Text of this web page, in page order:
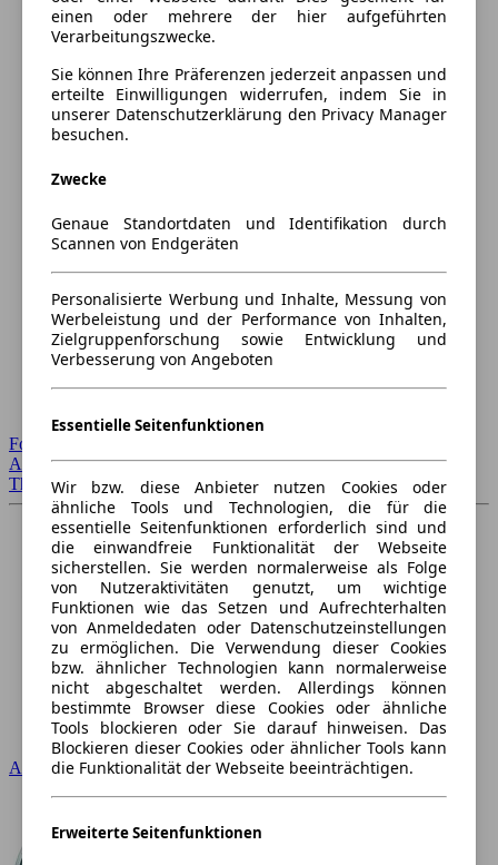
Forum Startseite
Alle Auto-Foren
Themen-Forum
Audi
einen oder mehrere der hier aufgeführten
Verarbeitungszwecke.
Sie können Ihre Präferenzen jederzeit anpassen und
erteilte Einwilligungen widerrufen, indem Sie in
unserer Datenschutzerklärung den Privacy Manager
besuchen.
Zwecke
Genaue Standortdaten und Identifikation durch
Scannen von Endgeräten
Personalisierte Werbung und Inhalte, Messung von
Werbeleistung und der Performance von Inhalten,
Zielgruppenforschung sowie Entwicklung und
Verbesserung von Angeboten
Essentielle Seitenfunktionen
Wir bzw. diese Anbieter nutzen Cookies oder
ähnliche Tools und Technologien, die für die
essentielle Seitenfunktionen erforderlich sind und
die einwandfreie Funktionalität der Webseite
sicherstellen. Sie werden normalerweise als Folge
von Nutzeraktivitäten genutzt, um wichtige
Funktionen wie das Setzen und Aufrechterhalten
von Anmeldedaten oder Datenschutzeinstellungen
zu ermöglichen. Die Verwendung dieser Cookies
bzw. ähnlicher Technologien kann normalerweise
nicht abgeschaltet werden. Allerdings können
bestimmte Browser diese Cookies oder ähnliche
Tools blockieren oder Sie darauf hinweisen. Das
Blockieren dieser Cookies oder ähnlicher Tools kann
die Funktionalität der Webseite beeinträchtigen.
Erweiterte Seitenfunktionen